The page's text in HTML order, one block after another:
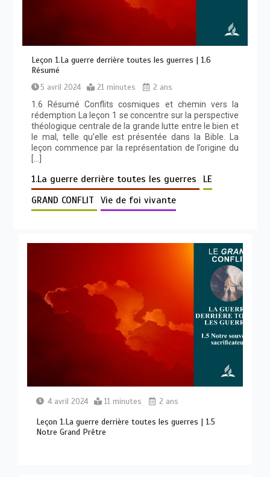
Leçon 1.La guerre derrière toutes les guerres | 1.6
Résumé
5 avril 2024 21 minutes
2 ans
1.6 Résumé Conflits cosmiques et chemin vers la
rédemption La leçon 1 se concentre sur la perspective
théologique centrale de la grande lutte entre le bien et
le mal, telle qu’elle est présentée dans la Bible. La
leçon commence par la représentation de l’origine du
1.La guerre derrière toutes les guerres
LE
GRAND CONFLIT
Vie de foi vivante
4 avril 2024 11 minutes 2 ans
Leçon 1.La guerre derrière toutes les guerres | 1.5
Notre Grand Prêtre